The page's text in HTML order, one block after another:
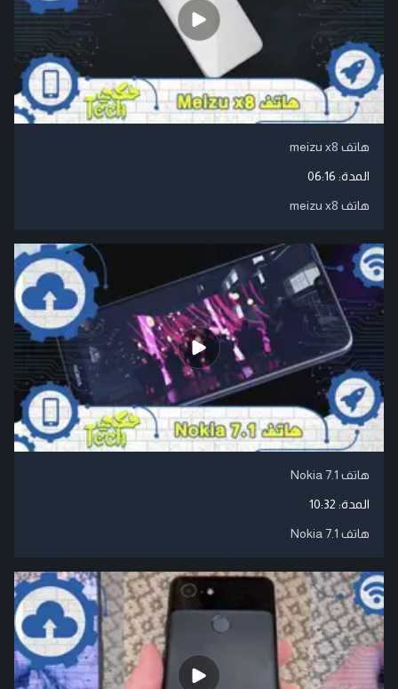
هاتف meizu x8
المدة: 06:16
هاتف meizu x8
هاتف Nokia 7.1
المدة: 10:32
هاتف Nokia 7.1